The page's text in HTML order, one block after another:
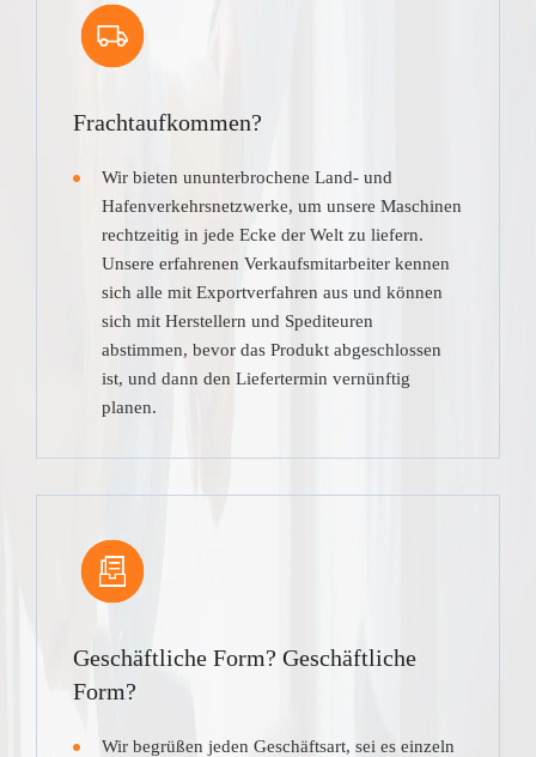
Frachtaufkommen?
Wir bieten ununterbrochene Land- und
Hafenverkehrsnetzwerke, um unsere Maschinen
rechtzeitig in jede Ecke der Welt zu liefern.
Unsere erfahrenen Verkaufsmitarbeiter kennen
sich alle mit Exportverfahren aus und können
sich mit Herstellern und Spediteuren
abstimmen, bevor das Produkt abgeschlossen
ist, und dann den Liefertermin vernünftig
planen.
Geschäftliche Form? Geschäftliche
Form?
Wir begrüßen jeden Geschäftsart, sei es einzeln